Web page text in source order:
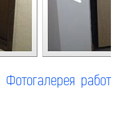
Фотогалерея работ